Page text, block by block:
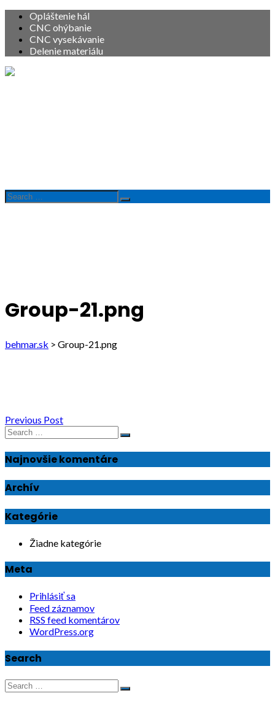
Opláštenie hál
CNC ohýbanie
CNC vysekávanie
Delenie materiálu
Search
for:
Search
Group-21.png
behmar.sk > Group-21.png
Navigácia
v
článku
Previous Post
Search
for:
Search
Najnovšie komentáre
Archív
Kategórie
Žiadne kategórie
Meta
Prihlásiť sa
Feed záznamov
RSS feed komentárov
WordPress.org
Search
Search
for:
Search